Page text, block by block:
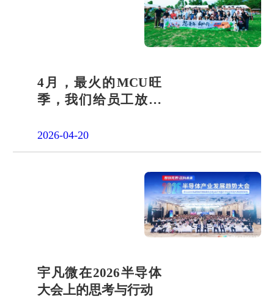
4月，最火的MCU旺
季，我们给员工放了
2026-04-20
宇凡微在2026半导体
大会上的思考与行动